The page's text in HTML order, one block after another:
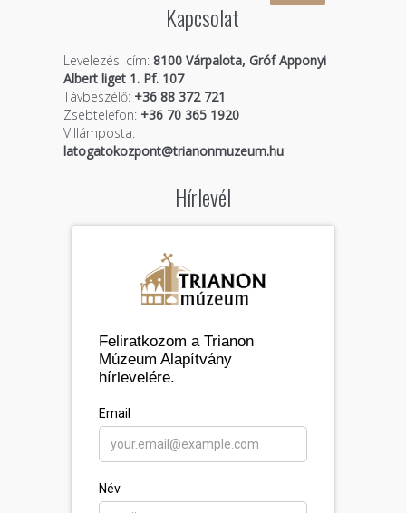
Kapcsolat
Levelezési cím: 8100 Várpalota, Gróf Apponyi
Albert liget 1. Pf. 107
Távbeszélő:+36 88 372 721
Zsebtelefon:+36 70 365 1920
Villámposta:
latogatokozpont@trianonmuzeum.hu
Hírlevél